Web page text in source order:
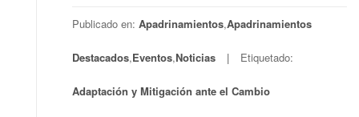
Publicado en: Apadrinamientos,Apadrinamientos
Destacados,Eventos,Noticias Etiquetado:
Adaptación y Mitigación ante el Cambio